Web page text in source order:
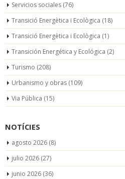
Servicios sociales (76)
Transició Energètica i Ecològica (18)
Transició Energètica i Ecològica (1)
Transición Energética y Ecológica (2)
Turismo (208)
Urbanismo y obras (109)
Via Pública (15)
NOTÍCIES
agosto 2026 (8)
julio 2026 (27)
junio 2026 (36)